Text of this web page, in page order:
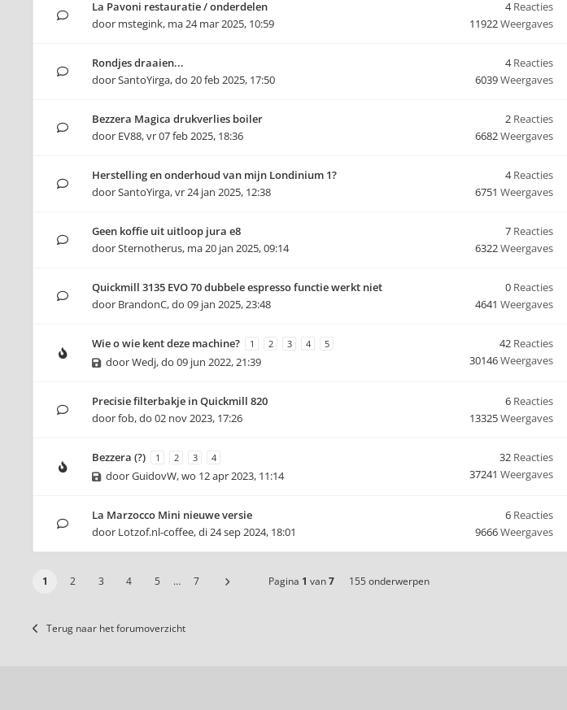
La Pavoni restauratie / onderdelen
door mstegink, ma 24 mar 2025, 10:59
4Reacties
11922Weergaves
Rondjes draaien...
doorSantoYirga,do 20 feb 2025, 17:50
4Reacties
6039Weergaves
Bezzera Magica drukverlies boiler
door EV88,vr 07 feb 2025, 18:36
2 Reacties
6682Weergaves
Herstelling en onderhoud van mijn Londinium 1?
doorSantoYirga,vr 24 jan 2025, 12:38
4Reacties
6751 Weergaves
Geen koffie uit uitloop jura e8
doorSternotherus, ma 20 jan 2025, 09:14
7 Reacties
6322Weergaves
Quickmill 3135 EVO 70 dubbele espresso functie werkt niet
door BrandonC,do 09 jan 2025, 23:48
0 Reacties
4641 Weergaves
Wie o wie kent deze machine? 1 2 3 4 5
doorWedj,do 09 jun 2022, 21:39
42 Reacties
30146Weergaves
Precisie filterbakje in Quickmill 820
doorfob,do 02 nov 2023, 17:26
6 Reacties
13325Weergaves
Bezzera (?) 1 2 3 4
doorGuidovW,wo 12 apr 2023, 11:14
32 Reacties
37241 Weergaves
La Marzocco Mini nieuwe versie
door Lotzof.nl-coffee,di 24 sep 2024, 18:01
6 Reacties
9666Weergaves
1 2 3 4 5 … 7 Pagina 1 van7 155 onderwerpen
Terug naar het forumoverzicht